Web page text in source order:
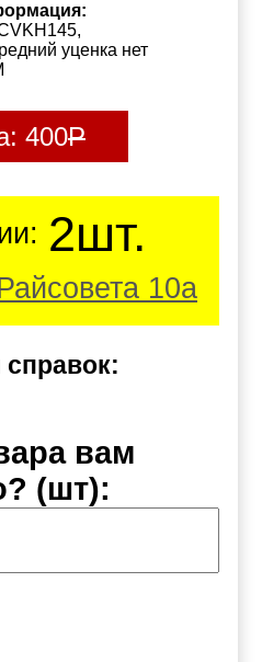
уценка нет
400Р
2шт.
10а
вам
(шт):